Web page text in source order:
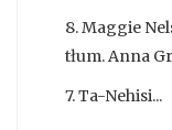
8. Maggie
tłum. Anna
7. Ta-Nehisi...